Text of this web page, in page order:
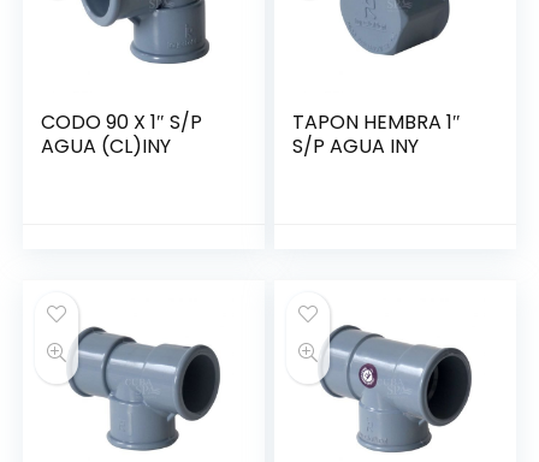
CODO 90 X 1″ S/P
AGUA (CL)INY
TAPON HEMBRA 1″
S/P AGUA INY